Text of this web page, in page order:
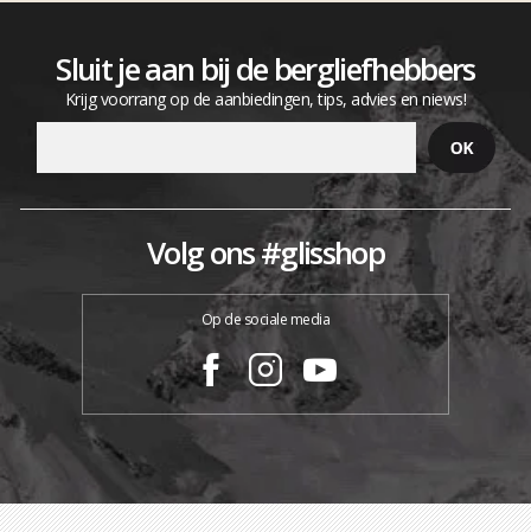
Sluit je aan bij de bergliefhebbers
Krijg voorrang op de aanbiedingen, tips, advies en niews!
Volg ons #glisshop
Op de sociale media